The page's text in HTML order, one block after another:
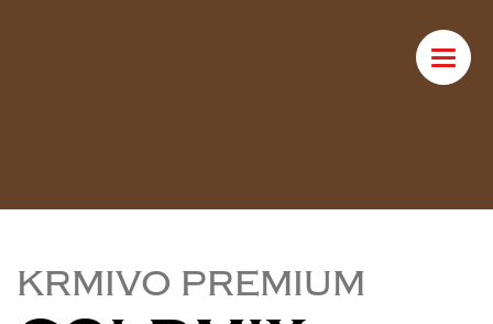
Toggle
KRMIVO PREMIUM